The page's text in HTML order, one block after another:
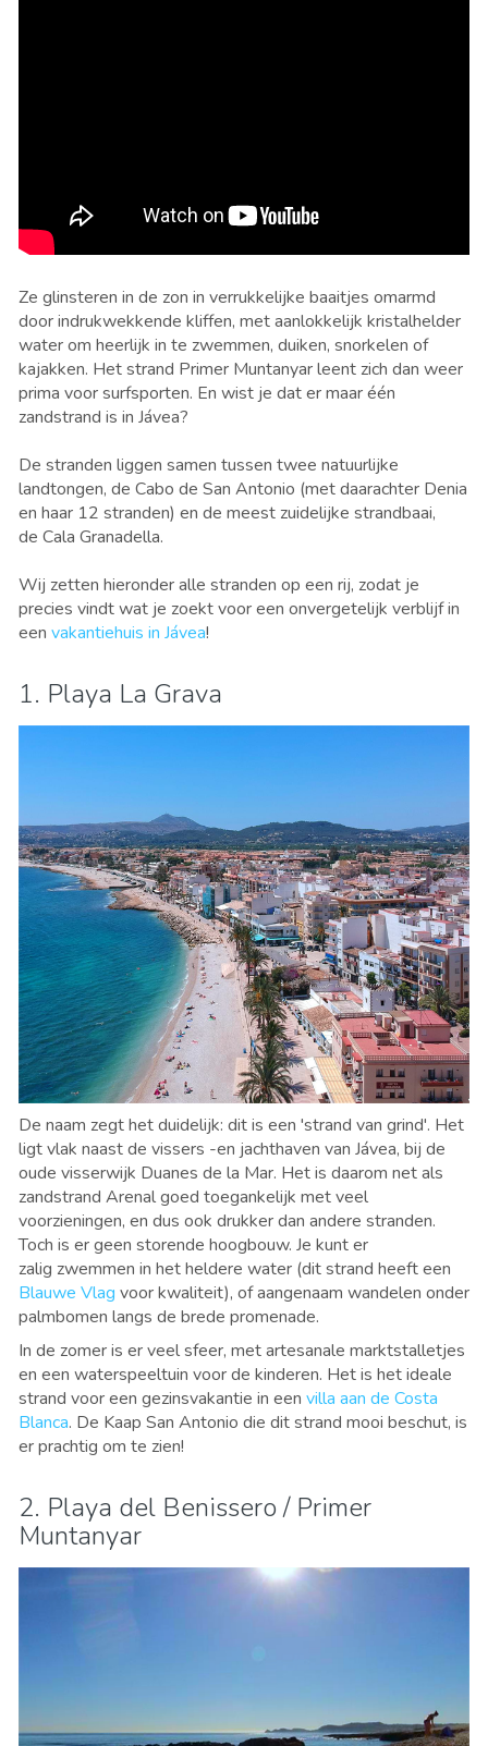
Ze glinsteren in de zon in verrukkelijke baaitjes omarmd
door indrukwekkende kliffen, met aanlokkelijk kristalhelder
water om heerlijk in te zwemmen, duiken, snorkelen of
kajakken. Het strand Primer Muntanyar leent zich dan weer
prima voor surfsporten. En wist je dat er maar één
zandstrand is in Jávea?
De stranden liggen samen tussen twee natuurlijke
landtongen, de Cabo de San Antonio (met daarachter Denia
en haar 12 stranden) en de meest zuidelijke strandbaai,
de Cala Granadella.
Wij zetten hieronderalle stranden op een rij, zodat je
precies vindt wat je zoekt voor een onvergetelijk verblijf in
een vakantiehuis in Jávea!
1. Playa La Grava
De naam zegt het duidelijk: dit is een 'strand van grind'. Het
ligt vlak naast de vissers -en jachthaven van Jávea, bij de
oude visserwijk Duanes de la Mar. Het is daarom net als
zandstrand Arenal goed toegankelijk met veel
voorzieningen, en dus ook drukker dan andere stranden.
Toch is er geen storende hoogbouw. Je kunt er
zalig zwemmen in het heldere water (dit strand heeft een
Blauwe Vlag voor kwaliteit), of aangenaam wandelen onder
palmbomen langs de brede promenade.
In de zomer is er veel sfeer, met artesanale marktstalletjes
en een waterspeeltuin voor de kinderen. Het is het ideale
strand voor een gezinsvakantie in een villa aan de Costa
Blanca. De Kaap San Antonio die dit strand mooi beschut, is
er prachtig om te zien!
2. Playa del Benissero / Primer
Muntanyar